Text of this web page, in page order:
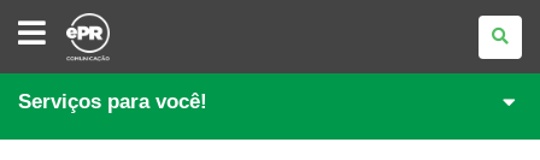
E-
PARANÁ
COMUNICAÇÃO
Serviços para você!